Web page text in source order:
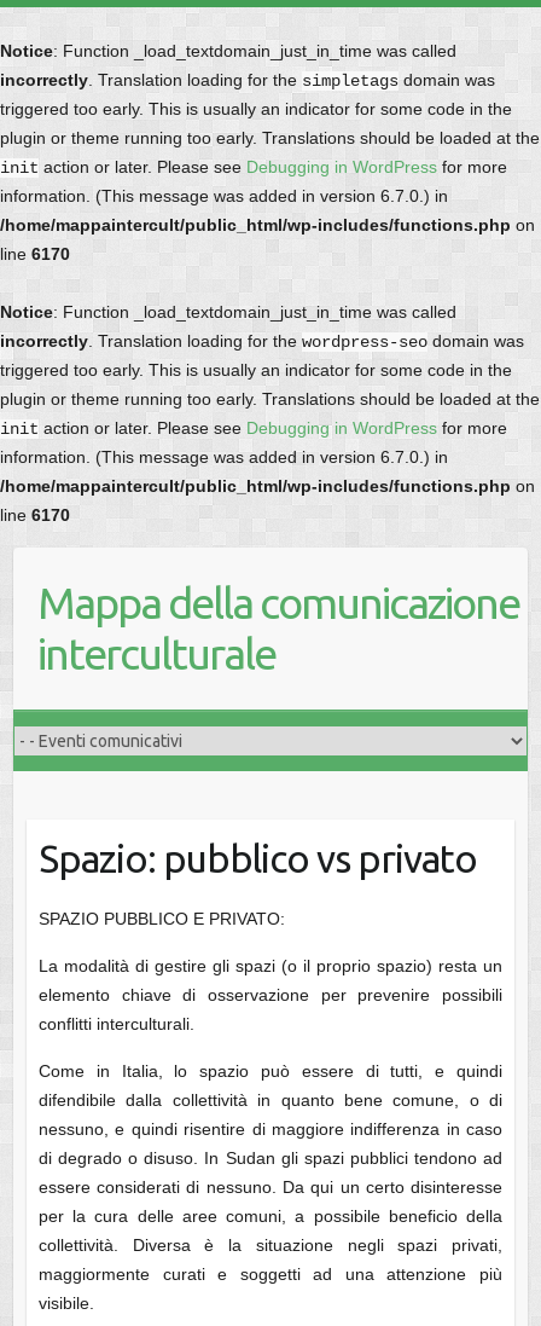
Notice: Function _load_textdomain_just_in_time was called
incorrectly . Translation loading for the simpletags domain was
triggered too early. This is usually an indicator for some code in the
plugin or theme running too early. Translations should be loaded at the
init action or later. Please see Debugging in WordPress for more
information. (This message was added in version 6.7.0.) in
/home/mappaintercult/public_html/wp-includes/functions.php on
line 6170
Notice: Function _load_textdomain_just_in_time was called
incorrectly . Translation loading for the wordpress-seo domain was
triggered too early. This is usually an indicator for some code in the
plugin or theme running too early. Translations should be loaded at the
init action or later. Please see Debugging in WordPress for more
information. (This message was added in version 6.7.0.) in
/home/mappaintercult/public_html/wp-includes/functions.php on
line 6170
Mappa della comunicazione
interculturale
Spazio: pubblico vs privato
SPAZIO PUBBLICO E PRIVATO:
La modalità di gestire gli spazi (o il proprio spazio) resta un
elemento chiave di osservazione per prevenire possibili
conflitti interculturali.
Come in Italia, lo spazio può essere di tutti, e quindi
difendibile dalla collettività in quanto bene comune, o di
nessuno, e quindi risentire di maggiore indifferenza in caso
di degrado o disuso. In Sudan gli spazi pubblici tendono ad
essere considerati di nessuno. Da qui un certo disinteresse
per la cura delle aree comuni, a possibile beneficio della
collettività. Diversa è la situazione negli spazi privati,
maggiormente curati e soggetti ad una attenzione più
visibile.